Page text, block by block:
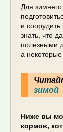
Для
и
знать, что
полезными
а
зимой
Ниже вы
кормов,